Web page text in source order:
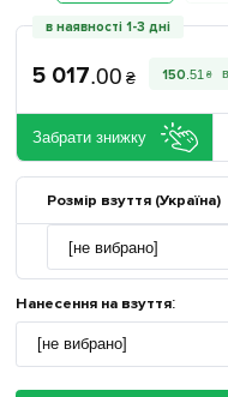
в наявності 1-3 дні
5 017.00 ₴ 150 .51 ₴
Забрати знижку
Розмір взуття (Україна)
Нанесення на взуття: